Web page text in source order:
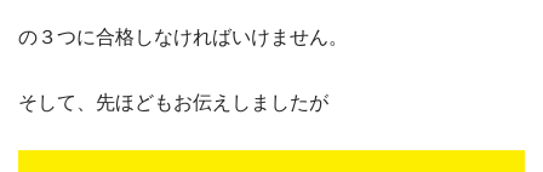
の３つに合格しなければいけません。
そして、先ほどもお伝えしましたが